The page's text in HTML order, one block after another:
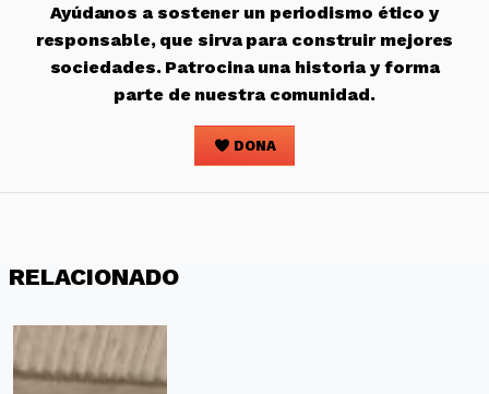
Ayúdanos a sostener un periodismo ético y
responsable, que sirva para construir mejores
sociedades. Patrocina una historia y forma
parte de nuestra comunidad.
DONA
RELACIONADO